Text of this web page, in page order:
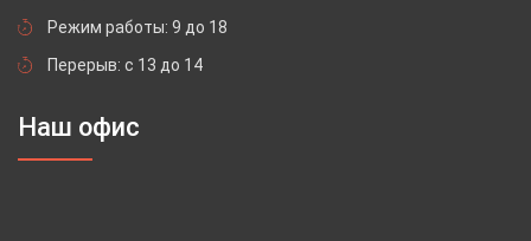
Режим работы: 9 до 18
Перерыв: с 13 до 14
Наш офис